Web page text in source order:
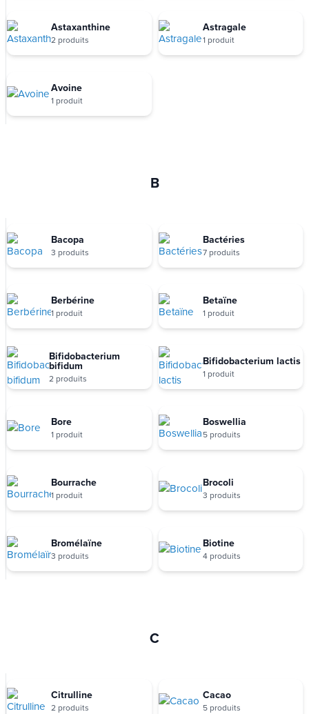
Astaxanthine
2 produits
Astragale
1 produit
Avoine
1 produit
B
Bacopa
3 produits
Bactéries
7 produits
Berbérine
1 produit
Betaïne
1 produit
Bifidobacterium
bifidum
2 produits
Bifidobacterium lactis
1 produit
Bore
1 produit
Boswellia
5 produits
Bourrache
1 produit
Brocoli
3 produits
Bromélaïne
3 produits
Biotine
4 produits
C
Citrulline
2 produits
Cacao
5 produits